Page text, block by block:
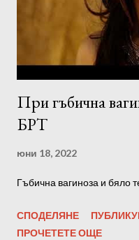
При гъбична
БРТ
юни 18, 2022
Гъбична вагиноза и бяло
СПОДЕЛЯНЕ
ПРОЧЕТЕТЕ ОЩЕ